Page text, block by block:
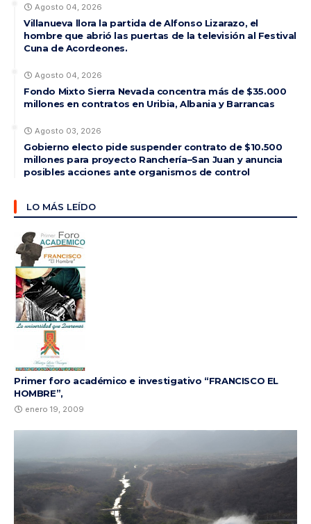
Agosto 04, 2026
Villanueva llora la partida de Alfonso Lizarazo, el
hombre que abrió las puertas de la televisión al Festival
Cuna de Acordeones.
Agosto 04, 2026
Fondo Mixto Sierra Nevada concentra más de $35.000
millones en contratos en Uribia, Albania y Barrancas
Agosto 03, 2026
Gobierno electo pide suspender contrato de $10.500
millones para proyecto Ranchería–San Juan y anuncia
posibles acciones ante organismos de control
LO MÁS LEÍDO
Primer foro académico e investigativo “FRANCISCO EL
HOMBRE”,
enero 19, 2009